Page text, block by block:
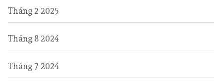
Tháng 2 2025
Tháng 8 2024
Tháng 7 2024